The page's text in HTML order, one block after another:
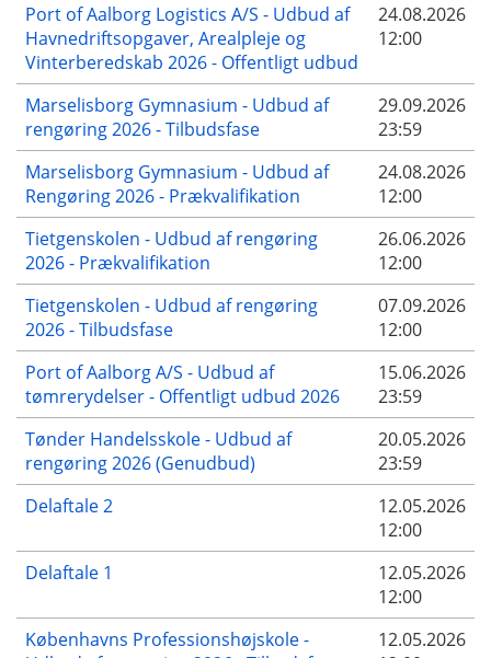
Port of Aalborg Logistics A/S - Udbud af
Havnedriftsopgaver, Arealpleje og
Vinterberedskab 2026 - Offentligt udbud
24.08.2026
12:00
Marselisborg Gymnasium - Udbud af
rengøring 2026 - Tilbudsfase
29.09.2026
23:59
Marselisborg Gymnasium - Udbud af
Rengøring 2026 - Prækvalifikation
24.08.2026
12:00
Tietgenskolen - Udbud af rengøring
2026 - Prækvalifikation
26.06.2026
12:00
Tietgenskolen - Udbud af rengøring
2026 - Tilbudsfase
07.09.2026
12:00
Port of Aalborg A/S - Udbud af
tømrerydelser - Offentligt udbud 2026
15.06.2026
23:59
Tønder Handelsskole - Udbud af
rengøring 2026 (Genudbud)
20.05.2026
23:59
Delaftale 2
12.05.2026
12:00
Delaftale 1
12.05.2026
12:00
Københavns Professionshøjskole -
12.05.2026